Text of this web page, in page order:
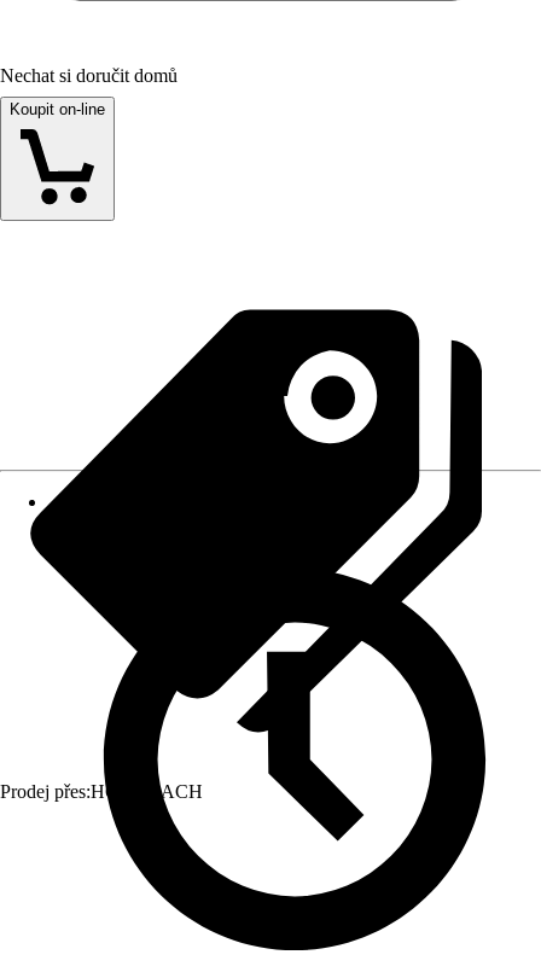
Nechat si doručit domů
Koupit on-line
Prodej přes:HORNBACH